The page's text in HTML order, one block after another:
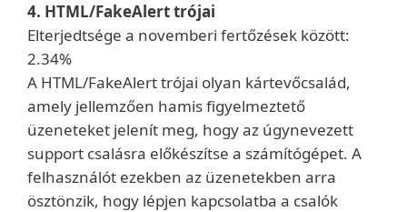
4. HTML/FakeAlert trójai
Elterjedtsége a novemberi fertőzések között:
2.34%
A HTML/FakeAlert trójai olyan kártevőcsalád,
amely jellemzően hamis figyelmeztető
üzeneteket jelenít meg, hogy az úgynevezett
support csalásra előkészítse a számítógépet. A
felhasználót ezekben az üzenetekben arra
ösztönzik, hogy lépjen kapcsolatba a csalók